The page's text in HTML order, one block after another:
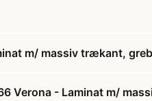
m/ massiv trækant,
Verona - Laminat m/